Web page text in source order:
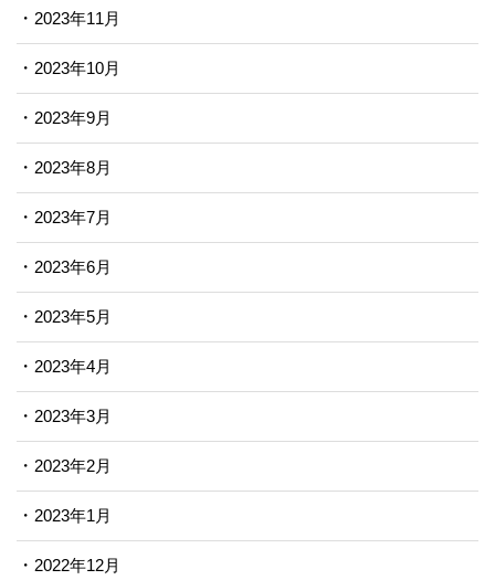
2023年11月
2023年10月
2023年9月
2023年8月
2023年7月
2023年6月
2023年5月
2023年4月
2023年3月
2023年2月
2023年1月
2022年12月